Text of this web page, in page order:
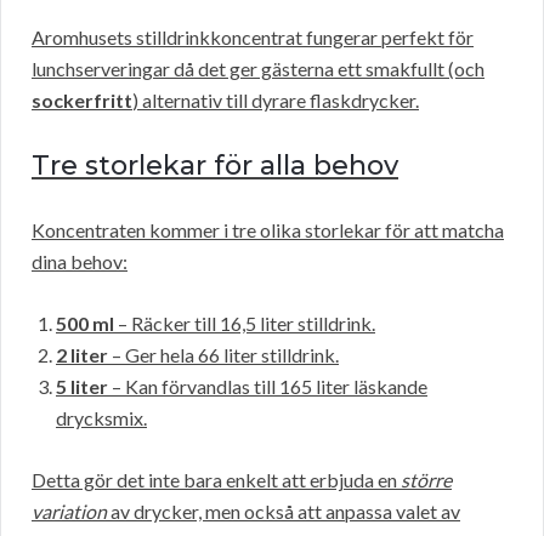
Aromhusets stilldrinkkoncentrat fungerar perfekt för
lunchserveringar då det ger gästerna ett smakfullt (och
sockerfritt) alternativ till dyrare flaskdrycker.
Tre storlekar för alla behov
Koncentraten kommer i tre olika storlekar för att matcha
dina behov:
500 ml – Räcker till 16,5 liter stilldrink.
2 liter – Ger hela 66 liter stilldrink.
5 liter – Kan förvandlas till 165 liter läskande
drycksmix.
Detta gör det inte bara enkelt att erbjuda en större
variationav drycker, men också att anpassa valet av